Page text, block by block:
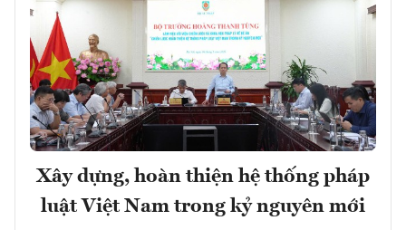
Xây dựng, hoàn thiện hệ thống pháp
luật Việt Nam trong kỷ nguyên mới